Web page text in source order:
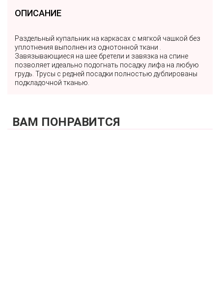
ОПИСАНИЕ
Раздельный купальник на каркасах с мягкой чашкой без
уплотнения выполнен из однотонной ткани .
Завязывающиеся на шее бретели и завязка на спине
позволяет идеально подогнать посадку лифа на любую
грудь. Трусы с редней посадки полностью дублированы
подкладочной тканью.
ВАМ ПОНРАВИТСЯ